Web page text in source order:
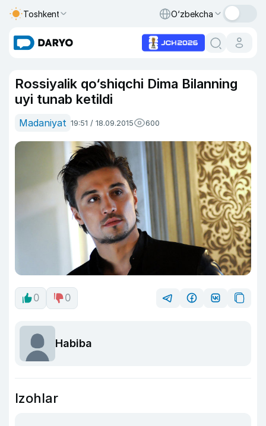
Toshkent O‘zbekcha
Rossiyalik qo‘shiqchi Dima Bilanning
uyi tunab ketildi
Madaniyat 19:51 / 18.09.2015 600
0 0
Habiba
Izohlar